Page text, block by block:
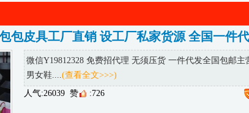
微信Y19812328 免费招代理 无须压货 一件代发全国包邮主
男女鞋.... (查看全文>>>)
人气:26039 赞 :726